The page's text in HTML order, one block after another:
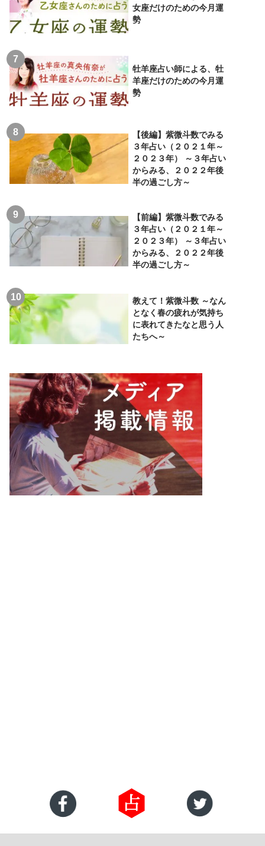
女座だけのための今月運
勢
牡羊座占い師による、牡
羊座だけのための今月運
勢
【後編】紫微斗数でみる
３年占い（２０２１年～
２０２３年） ～３年占い
からみる、２０２２年後
半の過ごし方～
【前編】紫微斗数でみる
３年占い（２０２１年～
２０２３年） ～３年占い
からみる、２０２２年後
半の過ごし方～
教えて！紫微斗数 ～なん
となく春の疲れが気持ち
に表れてきたなと思う人
たちへ～